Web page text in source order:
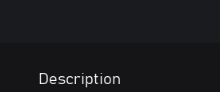
Description